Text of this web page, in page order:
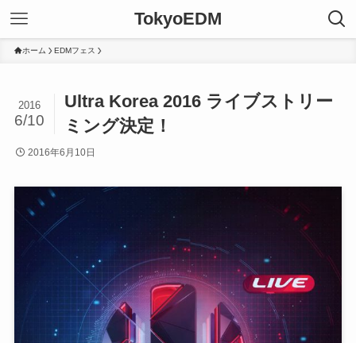
TokyoEDM
ホーム EDMフェス
Ultra Korea 2016 ライブストリー
ミング決定！
2016
6/10
2016年6月10日